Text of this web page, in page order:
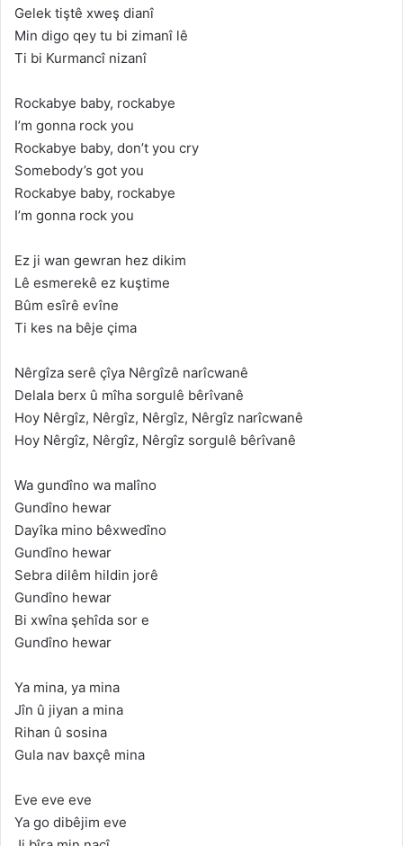
Gelek tiştê xweş dianî
Min digo qey tu bi zimanî lê
Ti bi Kurmancî nizanî
Rockabye baby, rockabye
I’m gonna rock you
Rockabye baby, don’t you cry
Somebody’s got you
Rockabye baby, rockabye
I’m gonna rock you
Ez ji wan gewran hez dikim
Lê esmerekê ez kuştime
Bûm esîrê evîne
Ti kes na bêje çima
Nêrgîza serê çîya Nêrgîzê narîcwanê
Delala berx û mîha sorgulê bêrîvanê
Hoy Nêrgîz, Nêrgîz, Nêrgîz, Nêrgîz narîcwanê
Hoy Nêrgîz, Nêrgîz, Nêrgîz sorgulê bêrîvanê
Wa gundîno wa malîno
Gundîno hewar
Dayîka mino bêxwedîno
Gundîno hewar
Sebra dilêm hildin jorê
Gundîno hewar
Bi xwîna şehîda sor e
Gundîno hewar
Ya mina, ya mina
Jîn û jiyan a mina
Rihan û sosina
Gula nav baxçê mina
Eve eve eve
Ya go dibêjim eve